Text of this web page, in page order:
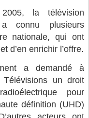
la télévision
connu plusieurs
nationale, qui ont
d’en enrichir l’offre.
a demandé à
Télévisions un droit
pour
définition (UHD)